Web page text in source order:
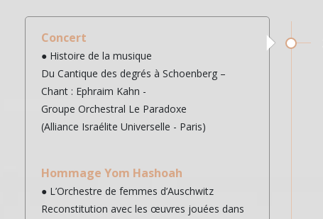
Concert
● Histoire de la musique
Du Cantique des degrés à Schoenberg –
Chant : Ephraim Kahn -
Groupe Orchestral Le Paradoxe
(Alliance Israélite Universelle - Paris)
Hommage Yom Hashoah
● L’Orchestre de femmes d’Auschwitz
Reconstitution avec les œuvres jouées dans